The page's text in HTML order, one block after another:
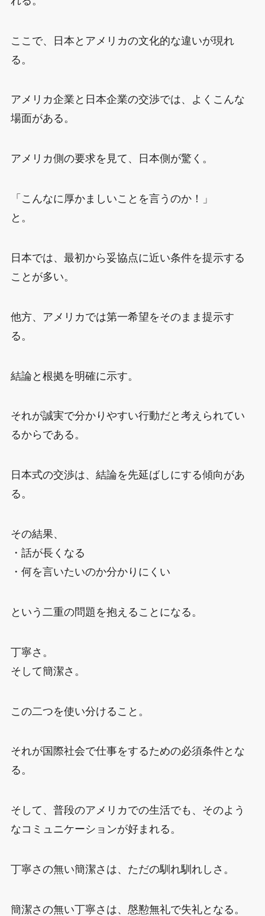
ここで、日本とアメリカの文化的な違いが現れ
る。
アメリカ企業と日本企業の交渉では、よくこんな
場面がある。
アメリカ側の要求を見て、日本側が驚く。
「こんなに厚かましいことを言うのか！」
と。
日本では、最初から妥協点に近い条件を提示する
ことが多い。
他方、アメリカでは第一希望をそのまま提示す
る。
結論と根拠を明確に示す。
それが誠実で分かりやすい行動だと考えられてい
るからである。
日本式の交渉は、結論を先延ばしにする傾向があ
る。
その結果、
・話が長くなる
・何を言いたいのか分かりにくい
という二重の問題を抱えることになる。
丁寧さ。
そして簡潔さ。
この二つを使い分けること。
それが国際社会で仕事をするための必須条件とな
る。
そして、普段のアメリカでの生活でも、そのよう
なコミュニケーションが好まれる。
丁寧さの無い簡潔さは、ただの馴れ馴れしさ。
簡潔さの無い丁寧さは、慇懃無礼で失礼となる。